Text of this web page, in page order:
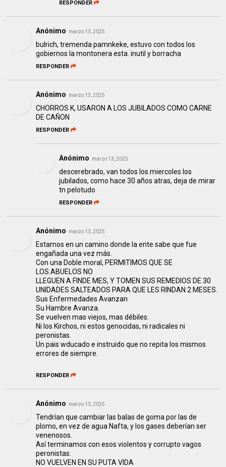
RESPONDER
Anónimo marzo 13, 2025
bulrich, tremenda pamnkeke, estuvo con todos los
gobiernos la montonera esta. inutil y borracha
RESPONDER
Anónimo marzo 13, 2025
CHORROS K, USARON A LOS JUBILADOS COMO CARNE
DE CAÑON
RESPONDER
Anónimo marzo 13, 2025
descerebrado, van todos los miercoles los
jubilados, como hace 30 años atras, deja de mirar
tn pelotudo
RESPONDER
Anónimo marzo 13, 2025
Estamos en un camino donde la ente sabe que fue
engañada una vez más.
Con una Doble moral, PERMITIMOS QUE SE
LOS.ABUELOS NO
LLEGUEN A FINDE MES, Y TOMEN SUS REMEDIOS DE 30
UNIDADES SALTEADOS PARA QUE LES RINDAN 2 MESES.
Sus Enfermedades Avanzan
Su Hambre Avanza.
Se vuelven mas viejos, mas débiles.
Ni los Kirchos, ni estos genocidas, ni radicales ni
peronistas.
Un pais wducado e instruido que no repita los mismos
errores de siempre.
RESPONDER
Anónimo marzo 13, 2025
Tendrían que cambiar las balas de goma por las de
plomo, en vez de agua Nafta, y los gases deberían ser
venenosos.
Así terminamos con esos violentos y corrupto vagos
peronistas.
NO VUELVEN EN SU PUTA VIDA